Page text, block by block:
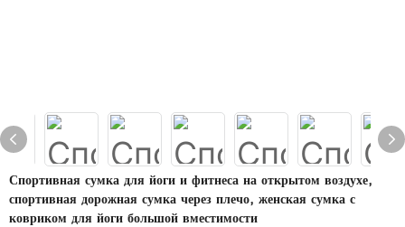
Спортивная сумка для йоги и фитнеса на открытом воздухе,
спортивная дорожная сумка через плечо, женская сумка с
ковриком для йоги большой вместимости